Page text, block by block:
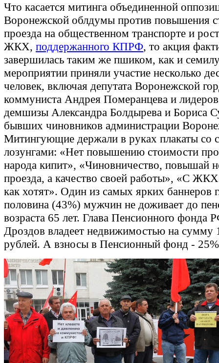
Что касается митинга объединенной
Воронежской облдумы против повышения
проезда на общественном транспорте и
ЖКХ, поддержанного КПРФ, то акция
завершилась таким же пшиком, как и
мероприятии приняли участие несколько
человек, включая депутата Воронежской
коммуниста Андрея Померанцева и
демшизы Александра Болдырева и Бориса
бывших чиновников администрации
Митингующие держали в руках плакаты со
лозунгами: «Нет повышению стоимости
народа кипит», «Чиновничество, повышай
проезда, а качество своей работы», «С
как хотят». Один из самых ярких баннеров
половина (43%) мужчин не доживает до
возраста 65 лет. Глава Пенсионного фонда
Дроздов владеет недвижимостью на сумму
рублей. А взносы в Пенсионный фонд - 25%